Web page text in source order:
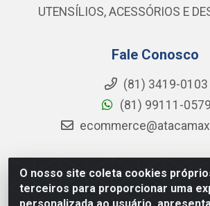
O nosso site coleta cookies
terceiros para proporcionar uma
UTENSÍLIOS, ACESSÓRIOS E
Fale Conosco
(81) 3419-0103
(81) 99111-0579
Atacamax Importadora de Alimentos LTDA -
101 - SUL, KM 79,60 GP E GALPAO:D -